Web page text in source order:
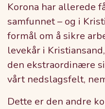
Korona har allerede
samfunnet – og i
formål om å sikre
levekår i
den ekstraordinære
vårt nedslagsfelt,
Dette er den andre